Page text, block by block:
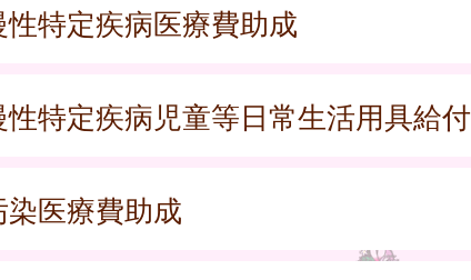
特定疾病医療費助成
特定疾病児童等日常生活用具給付
染医療費助成